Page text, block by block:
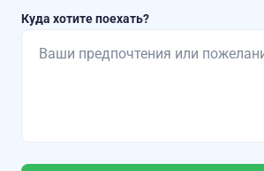
Куда хотите поехать?